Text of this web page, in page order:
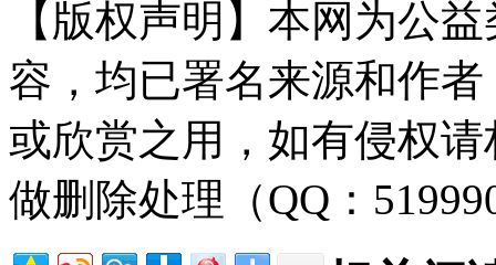
【版权声明】本网为公
容，均已署名来源和作
或欣赏之用，如有侵权
做删除处理（QQ：